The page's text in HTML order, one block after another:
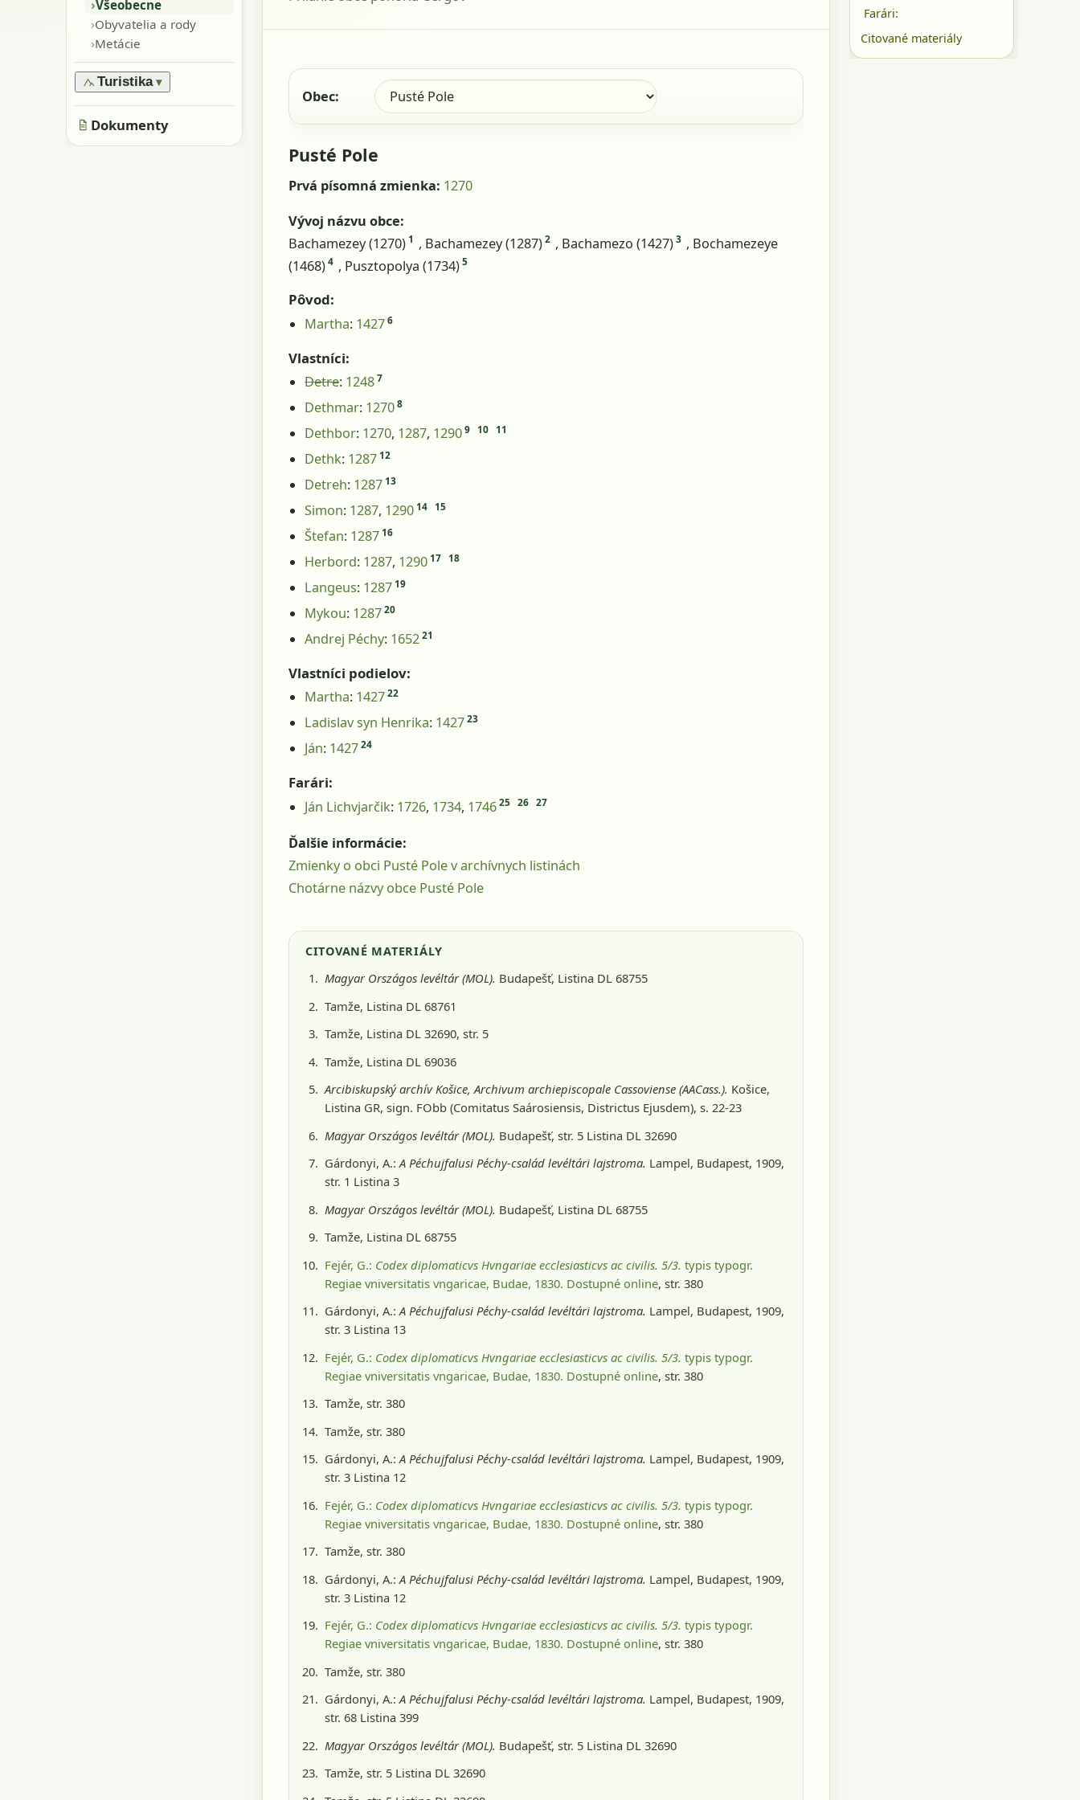
›Pamiatky
›Skaly, kamene
›Jaskyne
›Všeobecne
›Obyvatelia a rody
›Metácie
Turistika ▾
›Značené trasy
›Neznačené trasy
Dokumenty
Obec:
Pusté Pole
Prvá písomná zmienka: 1270
Vývoj názvu obce:
Bachamezey (1270)1 , Bachamezey (1287)2 , Bachamezo (1427)3 , Bochamezeye
(1468)4 , Pusztopolya (1734)5
Pôvod:
Martha: 14276
Vlastníci:
Detre: 12487
Dethmar: 12708
Dethbor: 1270, 1287, 12909 10 11
Dethk: 128712
Detreh: 128713
Simon: 1287, 129014 15
Štefan: 128716
Herbord: 1287, 129017 18
Langeus: 128719
Mykou: 128720
Andrej Péchy: 165221
Vlastníci podielov:
Martha: 142722
Ladislav syn Henrika: 142723
Ján: 142724
Farári:
Ján Lichvjarčik: 1726, 1734, 174625 26 27
Ďalšie informácie:
Zmienky o obci Pusté Pole v archívnych listinách
Chotárne názvy obce Pusté Pole
CITOVANÉ MATERIÁLY
Magyar Országos levéltár (MOL). Budapešť, Listina DL 68755
Tamže, Listina DL 68761
Tamže, Listina DL 32690, str. 5
Tamže, Listina DL 69036
Arcibiskupský archív Košice, Archivum archiepiscopale Cassoviense (AACass.). Košice,
Listina GR, sign. FObb (Comitatus Saárosiensis, Districtus Ejusdem), s. 22-23
Magyar Országos levéltár (MOL). Budapešť, str. 5 Listina DL 32690
Gárdonyi, A.:A Péchujfalusi Péchy-család levéltári lajstroma. Lampel, Budapest, 1909,
str. 1 Listina 3
Magyar Országos levéltár (MOL). Budapešť, Listina DL 68755
Tamže, Listina DL 68755
Fejér, G.: Codex diplomaticvs Hvngariae ecclesiasticvs ac civilis. 5/3. typis typogr.
Regiae vniversitatis vngaricae, Budae, 1830. Dostupné online, str. 380
Gárdonyi, A.:A Péchujfalusi Péchy-család levéltári lajstroma. Lampel, Budapest, 1909,
str. 3 Listina 13
Fejér, G.: Codex diplomaticvs Hvngariae ecclesiasticvs ac civilis. 5/3. typis typogr.
Regiae vniversitatis vngaricae, Budae, 1830. Dostupné online, str. 380
Tamže, str. 380
Tamže, str. 380
Gárdonyi, A.:A Péchujfalusi Péchy-család levéltári lajstroma. Lampel, Budapest, 1909,
str. 3 Listina 12
Fejér, G.: Codex diplomaticvs Hvngariae ecclesiasticvs ac civilis. 5/3. typis typogr.
Regiae vniversitatis vngaricae, Budae, 1830. Dostupné online, str. 380
Tamže, str. 380
Gárdonyi, A.: A Péchujfalusi Péchy-család levéltári lajstroma. Lampel, Budapest, 1909,
str. 3 Listina 12
Fejér, G.: Codex diplomaticvs Hvngariae ecclesiasticvs ac civilis. 5/3. typis typogr.
Regiae vniversitatis vngaricae, Budae, 1830. Dostupné online, str. 380
Tamže, str. 380
Gárdonyi, A.:A Péchujfalusi Péchy-család levéltári lajstroma. Lampel, Budapest, 1909,
str. 68 Listina 399
Magyar Országos levéltár (MOL). Budapešť, str. 5 Listina DL 32690
Tamže, str. 5 Listina DL 32690
Farári:
Citované materiály